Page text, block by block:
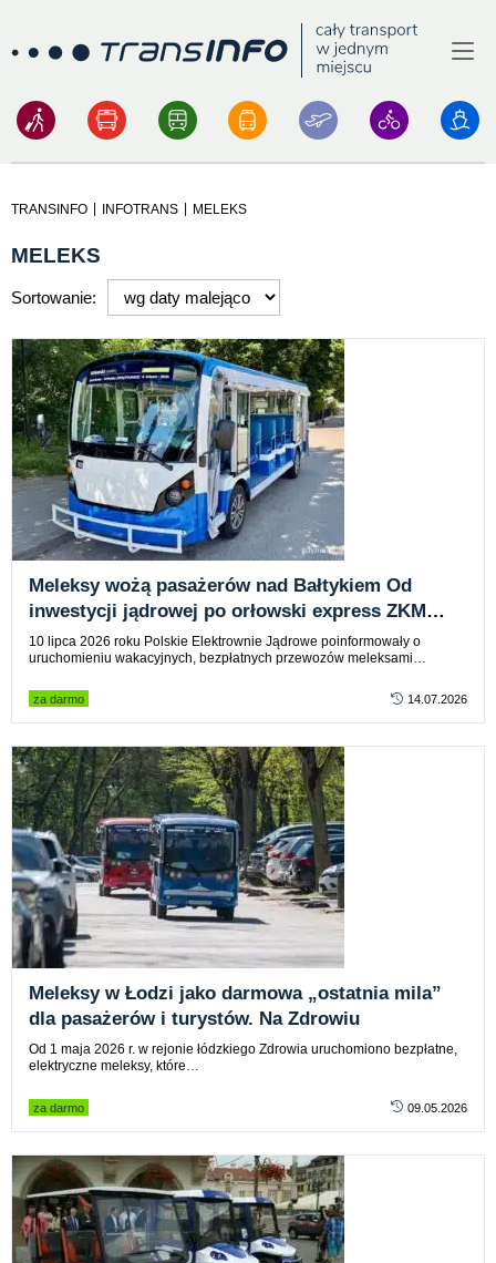
Logo Menu
TRANSINFO INFOTRANS MELEKS
MELEKS
Sortowanie:
Meleksy wożą pasażerów nad Bałtykiem Od
inwestycji jądrowej po orłowski express ZKM
Gdynia
10 lipca 2026 roku Polskie Elektrownie Jądrowe poinformowały o
uruchomieniu wakacyjnych, bezpłatnych przewozów meleksami…
za darmo 14.07.2026
Meleksy w Łodzi jako darmowa „ostatnia mila”
dla pasażerów i turystów. Na Zdrowiu
Od 1 maja 2026 r. w rejonie łódzkiego Zdrowia uruchomiono bezpłatne,
elektryczne meleksy, które…
za darmo 09.05.2026